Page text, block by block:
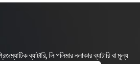
ব্যাটারি, লি পলিমার নলাকার ব্যাটারি বা মূল্য